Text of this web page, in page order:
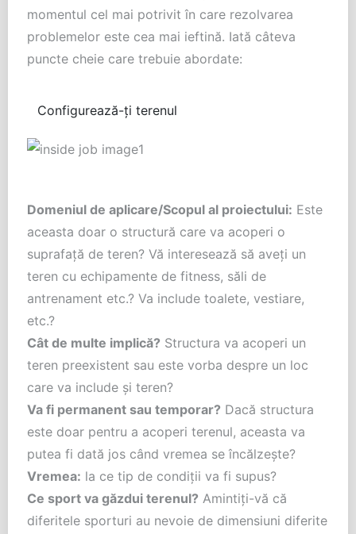
momentul cel mai potrivit în care rezolvarea
problemelor este cea mai ieftină. Iată câteva
puncte cheie care trebuie abordate:
Configurează-ți terenul
Domeniul de aplicare/Scopul al proiectului: Este
aceasta doar o structură care va acoperi o
suprafață de teren? Vă interesează să aveți un
teren cu echipamente de fitness, săli de
antrenament etc.? Va include toalete, vestiare,
etc.?
Cât de multe implică? Structura va acoperi un
teren preexistent sau este vorba despre un loc
care va include și teren?
Va fi permanent sau temporar? Dacă structura
este doar pentru a acoperi terenul, aceasta va
putea fi dată jos când vremea se încălzește?
Vremea: la ce tip de condiții va fi supus?
Ce sport va găzdui terenul? Amintiți-vă că
diferitele sporturi au nevoie de dimensiuni diferite